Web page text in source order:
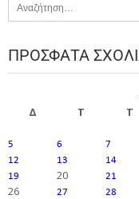
ΠΡΌΣΦΑΤΑ
Δ
Τ Τ
5 6 7
12 13 14
19 20 21
26
27 28